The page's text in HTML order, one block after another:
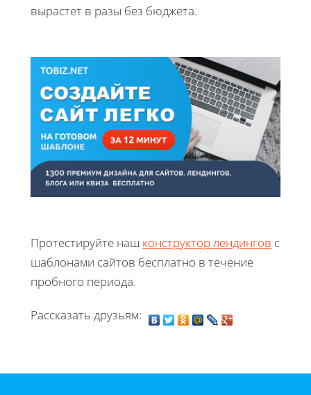
вырастет в разы без бюджета.
Протестируйте наш конструктор лендингов с
шаблонами сайтов бесплатно в течение
пробного периода.
Рассказать друзьям: